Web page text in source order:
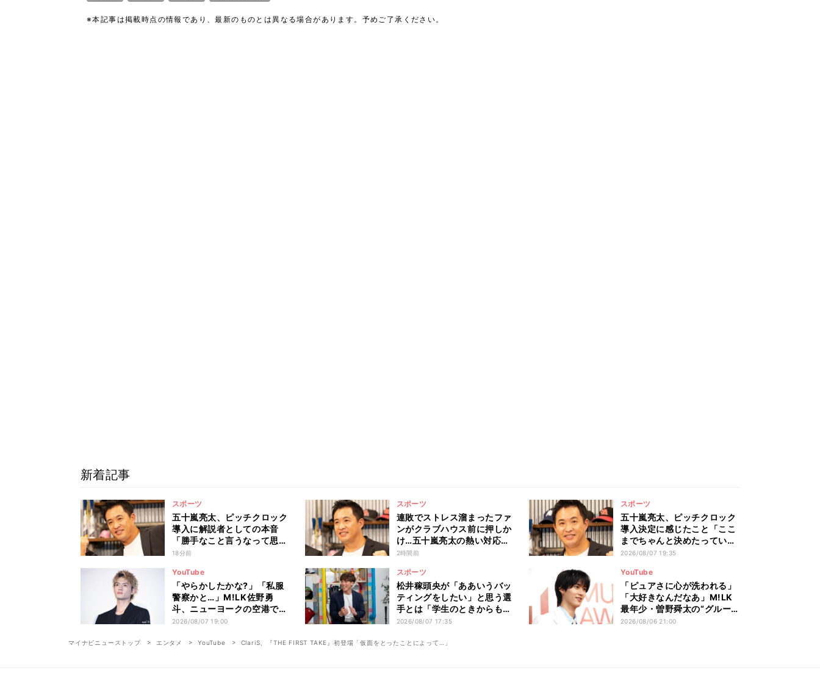
※本記事は掲載時点の情報であり、最新のものとは異なる場合があります。予めご了承ください。
新着記事
スポーツ
五十嵐亮太、ピッチクロック
導入に解説者としての本音
「勝手なこと言うなって思わ
れるかもしれないけど…」
18分前
スポーツ
連敗でストレス溜まったファ
ンがクラブハウス前に押しか
け…五十嵐亮太の熱い対応で
最後は“最高の結末”に
2時間前
スポーツ
五十嵐亮太、ピッチクロック
導入決定に感じたこと「ここ
までちゃんと決めたっていう
のは…」
2026/08/07 19:35
YouTube
「やらかしたかな?」「私服
警察かと…」M!LK佐野勇
斗、ニューヨークの空港で突
然声をかけられ… まさかの出
2026/08/07 19:00
スポーツ
松井稼頭央が「ああいうバッ
ティングをしたい」と思う選
手とは「学生のときからもう
すごかった」
2026/08/07 17:35
YouTube
「ピュアさに心が洗われる」
「大好きなんだなあ」M!LK
最年少・曽野舜太の“グルー
プ愛”にファンから感動の声
2026/08/06 21:00
マイナビニューストップ エンタメ YouTube ClariS、『THE FIRST TAKE』初登場「仮面をとったことによって…」